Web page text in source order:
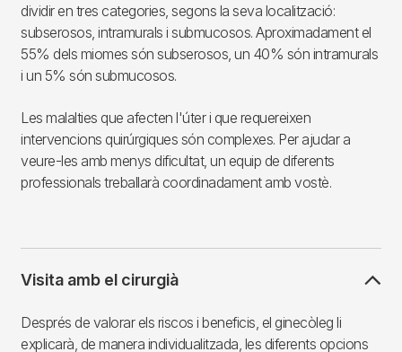
dividir en tres categories, segons la seva localització:
subserosos, intramurals i submucosos. Aproximadament el
55% dels miomes són subserosos, un 40% són intramurals
i un 5% són submucosos.
Les malalties que afecten l'úter i que requereixen
intervencions quirúrgiques són complexes. Per ajudar a
veure-les amb menys dificultat, un equip de diferents
professionals treballarà coordinadament amb vostè.
Visita amb el cirurgià
Després de valorar els riscos i beneficis, el ginecòleg li
explicarà, de manera individualitzada, les diferents opcions